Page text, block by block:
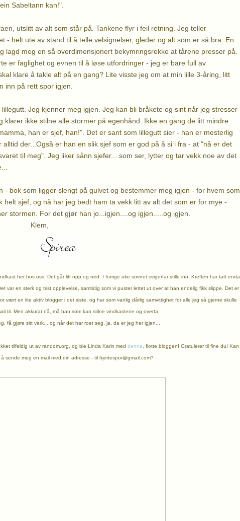
Sabeltann kan!".
utslitt av alt som står på. Tankene flyr i feil retning. Jeg teller
- helt ute av stand til å telle velsignelser, gleder og alt som er så bra. En
lagd meg en så overdimensjonert bekymringsrekke at tårene presser på.
er faglighet og evnen til å løse utfordringer - jeg er bare full av
klare å takle alt på en gang? Lite visste jeg om at min lille 3-åring, litt
inn på rett spor igjen.
Jeg kjenner meg igjen. Jeg kan bli bråkete og sint når jeg stresser
klarer ikke stilne alle stormer på egenhånd. Ikke en gang de litt mindre
han er sjef, han!". Det er sant som lillegutt sier - han er mesterlig
der...Også er han en slik sjef som er god på å si i fra - at "nå er det
til meg". Jeg liker sånn sjefer....som ser, lytter og tar vekk noe av det
- bok som ligger slengt på gulvet og bestemmer meg igjen - for hvem som
helt sjef, og nå har jeg bedt ham ta vekk litt av alt det som er for mye -
stormen. For det gjør han jo...igjen....og igjen.....og igjen.
her hos oss. Det går litt opp og ned. I forrige uke sovnet svigerfar stille inn. Kreften har tatt enda
var en sterk og trist opplevelse, samtidig som vi puster lettet ut over at han endelig fikk slippe. Det er
vært en lite aktiv blogger i det siste, og har som vanlig dårlig samvittighet for alle jeg så gjerne skulle
til. Men akkurat nå, må han som kan stilne vindkastene og overta
få gjøre sitt verk....og når det har roet seg, ja, da er jeg her igjen...
tilfeldig ut av random.org, og ble Linda Karin med denne , flotte bloggen! Gratulerer til fine du! Kan
sende meg en mail med din adresse - til hjertespor@gmail.com?